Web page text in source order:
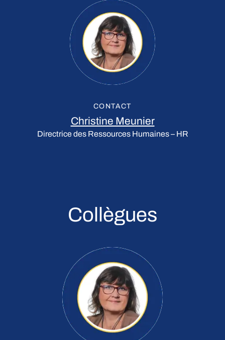
CONTACT
Christine Meunier
Directrice des Ressources Humaines – HR
Collègues